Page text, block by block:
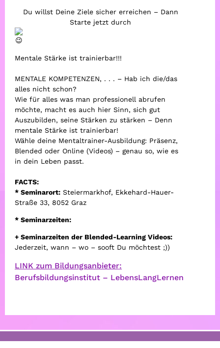
Du willst Deine Ziele sicher erreichen – Dann
Starte jetzt durch
Mentale Stärke ist trainierbar!!!
MENTALE KOMPETENZEN, . . . – Hab ich die/das
alles nicht schon?
Wie für alles was man professionell abrufen
möchte, macht es auch hier Sinn, sich gut
Auszubilden, seine Stärken zu stärken – Denn
mentale Stärke ist trainierbar!
Wähle deine Mentaltrainer-Ausbildung: Präsenz,
Blended oder Online (Videos) – genau so, wie es
in dein Leben passt.
FACTS:
* Seminarort: Steiermarkhof, Ekkehard-Hauer-
Straße 33, 8052 Graz
* Seminarzeiten:
+ Seminarzeiten der Blended-Learning Videos:
Jederzeit, wann – wo – sooft Du möchtest ;))
LINK zum Bildungsanbieter:
Berufsbildungsinstitut – LebensLangLernen